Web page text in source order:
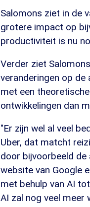
Salomons ziet in de
grotere impact op
productiviteit is nu
Verder ziet
veranderingen op de
met een
ontwikkelingen dan
"Er zijn wel al veel
Uber, dat matcht
door bijvoorbeeld de
website van Google
met behulp van AI
AI zal nog veel meer